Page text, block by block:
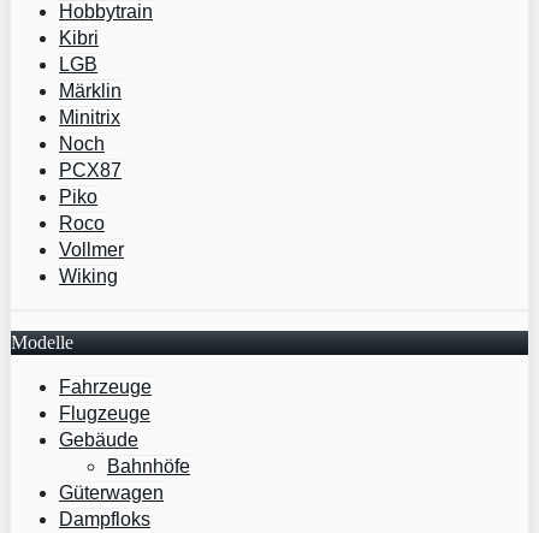
Hobbytrain
Kibri
LGB
Märklin
Minitrix
Noch
PCX87
Piko
Roco
Vollmer
Wiking
Modelle
Fahrzeuge
Flugzeuge
Gebäude
Bahnhöfe
Güterwagen
Dampfloks